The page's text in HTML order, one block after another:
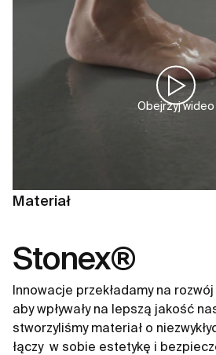
Obejrzyj wideo
Materiał
Stonex®
Innowacje przekładamy na
aby wpływały na lepszą jakość
stworzyliśmy materiał o
łączy ​ w sobie estetykę i